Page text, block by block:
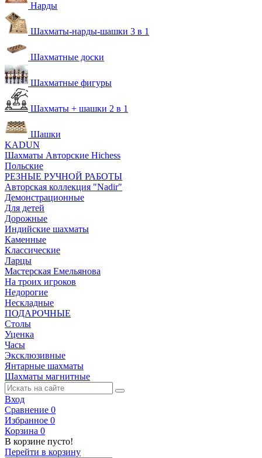
Нарды
Шахматы-нарды-шашки 3 в 1
Шахматные доски
Шахматные фигуры
Шахматы + шашки 2 в 1
Шашки
KADUN
Шахматы Авторские Hichess
Польские
РЕЗНЫЕ РУЧНОЙ РАБОТЫ
Авторская коллекция "Nadir"
Демонстрационные
Для детей
Дорожные
Индийские шахматы
Каменные
Классические
Ларцы
Мастерская Емельянова
На троих игроков
Недорогие
Нескладные
ПОДАРОЧНЫЕ
Столы
Уценка
Часы
Эксклюзивные
Янтарные шахматы
Шахматы магнитные
Вход
Сравнение 0
Избранное 0
Корзина 0
В корзине пусто!
Перейти в корзину